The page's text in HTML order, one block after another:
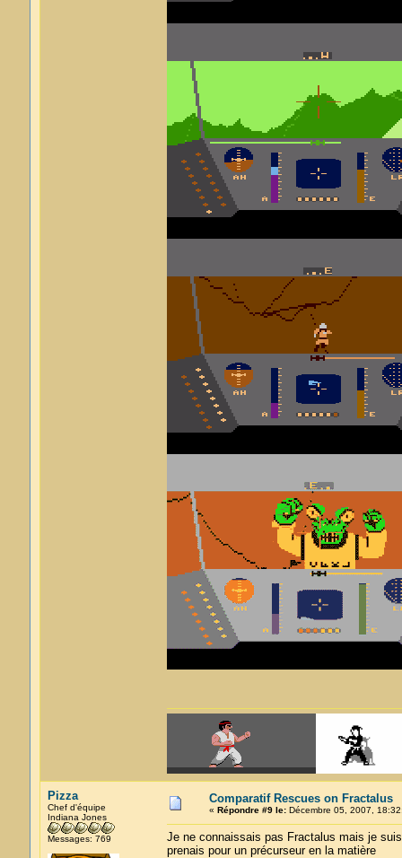
Pizza
Chef d'équipe
Indiana Jones
Messages: 769
Comparatif Rescues on Fractalus
« Répondre #9 le:Décembre 05, 2007,
Je ne connaissais pas Fractalus mais je
prenais pour un précurseur en la matière